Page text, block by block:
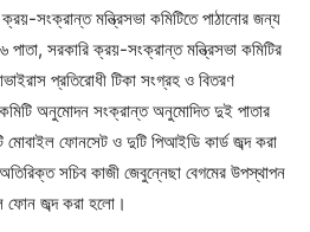
সংক্রান্ত মন্ত্রিসভা কমিটিতে পাঠানোর জন্য
পাতা, সরকারি ক্রয়-সংক্রান্ত মন্ত্রিসভা কমিটির
প্রতিরোধী টিকা সংগ্রহ ও বিতরণ
অনুমোদন সংক্রান্ত অনুমোদিত দুই পাতার
ফোনসেট ও দুটি পিআইডি কার্ড জব্দ করা
সচিব কাজী জেবুন্নেছা বেগমের উপস্থাপন
ফোন জব্দ করা হলো।